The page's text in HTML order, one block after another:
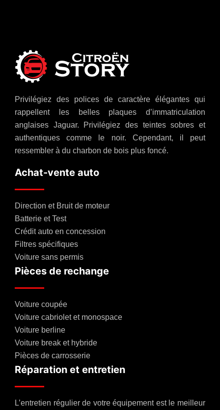
Privilégiez des polices de caractère élégantes qui
rappellent les belles plaques d’immatriculation
anglaises Jaguar. Privilégiez des teintes sobres et
authentiques comme le noir. Cependant, il peut
ressembler à du charbon de bois plus foncé.
Achat-vente auto
Direction et Bruit de moteur
Batterie et Test
Crédit auto en concession
Filtres spécifiques
Voiture sans permis
Pièces de rechange
Voiture coupée
Voiture cabriolet et monospace
Voiture berline
Voiture break et hybride
Pièces de carrosserie
Réparation et entretien
L’entretien régulier de votre équipement est le meilleur